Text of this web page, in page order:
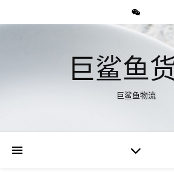
巨鲨鱼
巨鲨鱼物流